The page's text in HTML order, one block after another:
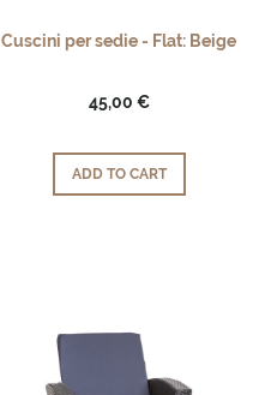
Cuscini per sedie - Flat: Beige
45,00 €
ADD TO CART